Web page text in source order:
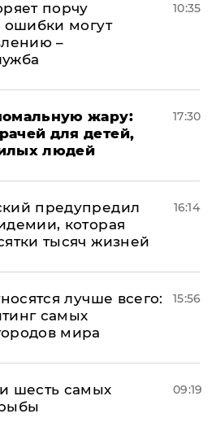
порчу
ошибки могут
–
10:35
жару:
для детей,
людей
17:30
предупредил
которая
тысяч жизней
16:14
лучше всего:
самых
мира
15:56
шесть самых
09:19